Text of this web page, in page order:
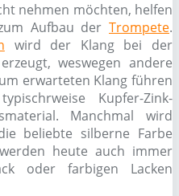
nehmen möchten, helfen
Aufbau der Trompete.
wird der Klang bei der
weswegen andere
erwarteten Klang führen
Kupfer-Zink-
Manchmal wird
beliebte silberne Farbe
heute auch immer
oder farbigen Lacken